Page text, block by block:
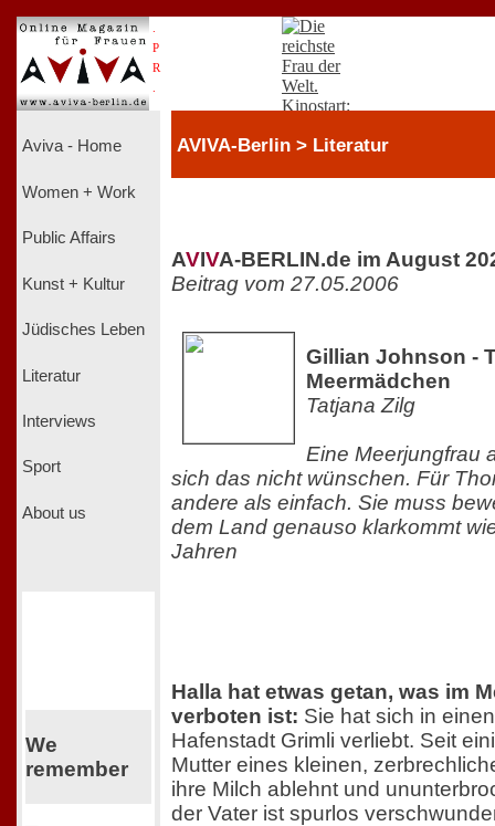
P
R
Aviva - Home
Women + Work
Public Affairs
Kunst + Kultur
Jüdisches Leben
Literatur
Interviews
Sport
About us
We
remember
AVIVA-Berlin > Literatur
AVIVA-BERLIN.de im August
Beitrag vom 27.05.2006
Gillian Johnson -
Meermädchen
Tatjana Zilg
Eine Meerjungfrau
sich das nicht wünschen. Für
andere als einfach. Sie muss
dem Land genauso klarkommt
Jahren
Halla hat etwas getan, was im
verboten ist: Sie hat sich in
Hafenstadt Grimli verliebt. Seit
Mutter eines kleinen,
ihre Milch ablehnt und
der Vater ist spurlos